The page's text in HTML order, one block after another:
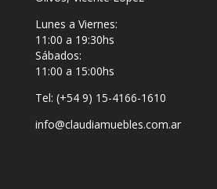
Lunes a Viernes:
11:00 a 19:30hs
Sábados:
11:00 a 15:00hs
Tel: (+54 9) 15-4166-1610
info@claudiamuebles.com.ar